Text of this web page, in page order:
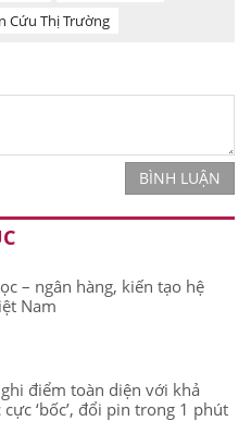
Cứu Thị Trường
BÌNH LUẬN
– ngân hàng, kiến tạo hệ
Nam
điểm toàn diện với khả
‘bốc’, đổi pin trong 1 phút